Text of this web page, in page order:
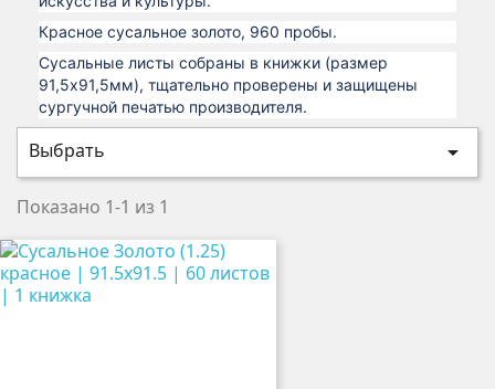
Красное сусальное золото, 960 пробы.
Сусальные листы собраны в книжки (размер
91,5х91,5мм), тщательно проверены и защищены
сургучной печатью производителя.
Выбрать 
Показано 1-1 из 1